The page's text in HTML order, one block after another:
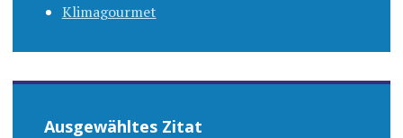
Klimagourmet
Ausgewähltes Zitat